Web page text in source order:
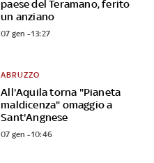
paese del Teramano, ferito
un anziano
07 gen - 13:27
All'Aquila torna "Pianeta
maldicenza" omaggio a
Sant'Angnese
ABRUZZO
07 gen - 10:46